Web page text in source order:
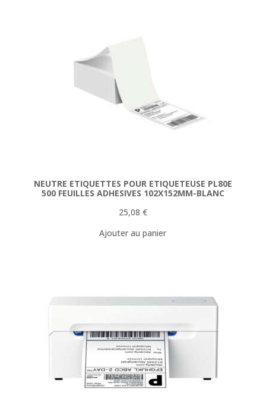
NEUTRE ETIQUETTES POUR ETIQUETEUSE PL80E
500 FEUILLES ADHESIVES 102X152MM-BLANC
25,08 €
Ajouter au panier